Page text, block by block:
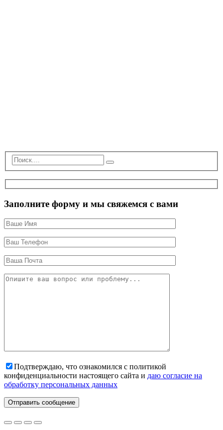
Заполните форму и мы свяжемся с вами
Подтверждаю, что ознакомился с политикой
конфиденциальности настоящего сайта и даю согласие на
обработку персональных данных